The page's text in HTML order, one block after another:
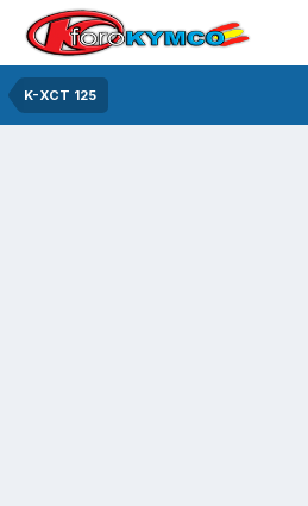
K-XCT 125